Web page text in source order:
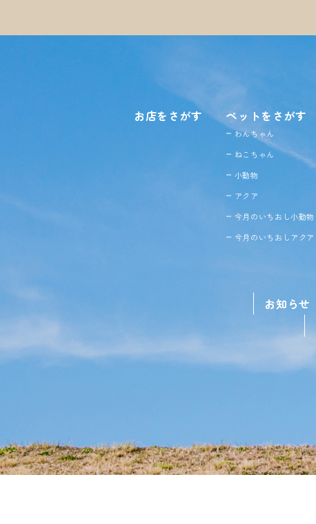
お店をさがす ペットをさがす
わんちゃん
ねこちゃん
小動物
アクア
今月のいちおし小動物
今月のいちおしアクア
お知らせ